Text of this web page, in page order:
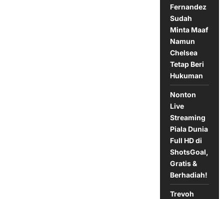
Fernandez
Sudah
Minta Maaf
Namun
Chelsea
Tetap Beri
Hukuman
Nonton
Live
Streaming
Piala Dunia
Full HD di
ShotsGoal,
Gratis &
Berhadiah!
Trevoh